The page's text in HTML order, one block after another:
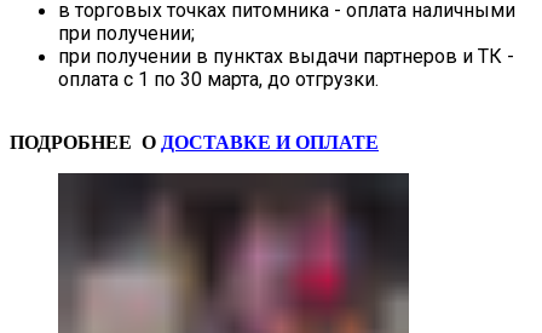
в торговых точках питомника - оплата наличными
при получении;
при получении в пунктах выдачи партнеров и ТК -
оплата с 1 по 30 марта, до отгрузки.
ПОДРОБНЕЕ О ДОСТАВКЕ И ОПЛАТЕ